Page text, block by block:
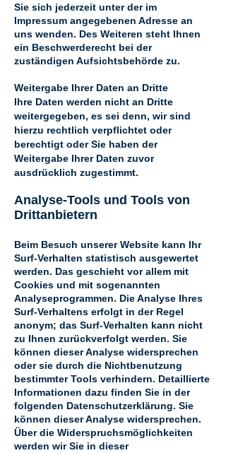
Sie sich jederzeit unter der im
Impressum angegebenen Adresse an
uns wenden. Des Weiteren steht Ihnen
ein Beschwerderecht bei der
zuständigen Aufsichtsbehörde zu.
Weitergabe Ihrer Daten an Dritte
Ihre Daten werden nicht an Dritte
weitergegeben, es sei denn, wir sind
hierzu rechtlich verpflichtet oder
berechtigt oder Sie haben der
Weitergabe Ihrer Daten zuvor
ausdrücklich zugestimmt.
Analyse-Tools und Tools von
Drittanbietern
Beim Besuch unserer Website kann Ihr
Surf-Verhalten statistisch ausgewertet
werden. Das geschieht vor allem mit
Cookies und mit sogenannten
Analyseprogrammen. Die Analyse Ihres
Surf-Verhaltens erfolgt in der Regel
anonym; das Surf-Verhalten kann nicht
zu Ihnen zurückverfolgt werden. Sie
können dieser Analyse widersprechen
oder sie durch die Nichtbenutzung
bestimmter Tools verhindern. Detaillierte
Informationen dazu finden Sie in der
folgenden Datenschutzerklärung. Sie
können dieser Analyse widersprechen.
Über die Widerspruchsmöglichkeiten
werden wir Sie in dieser